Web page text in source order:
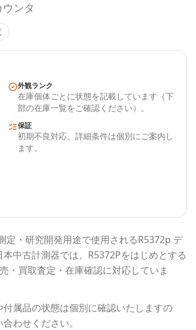
ンタ
外観ランク
在庫個体ごとに状態を記載しています（下
部の在庫一覧をご確認ください）。
保証
初期不良対応。詳細条件は個別にご案内し
ます。
定・研究開発用途で使用されるR5372p デ
本中古計測器では、 R5372Pをはじめとする
・買取査定・在庫確認に対応していま
属品の状態は個別に確認いたしますの
わせください。